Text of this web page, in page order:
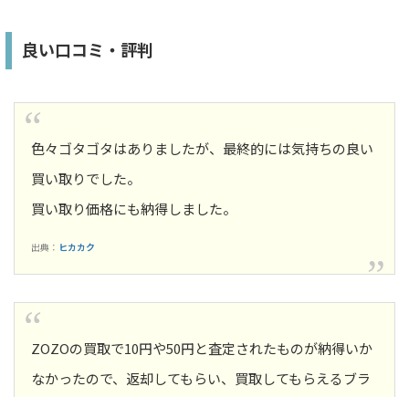
良い口コミ・評判
色々ゴタゴタはありましたが、最終的には気持ちの良い
買い取りでした。
買い取り価格にも納得しました。
出典： ヒカカク
ZOZOの買取で10円や50円と査定されたものが納得いか
なかったので、返却してもらい、買取してもらえるブラ